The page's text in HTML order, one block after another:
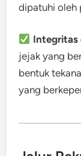
dipatuhi oleh
Integritas
jejak yang
bentuk
yang